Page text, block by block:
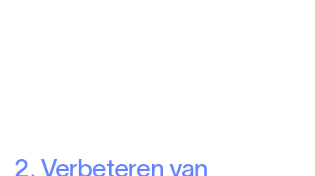
2. Verbeteren van